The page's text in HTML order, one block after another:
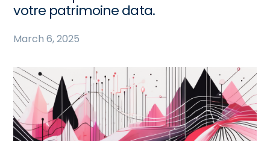
votre patrimoine data.
March 6, 2025